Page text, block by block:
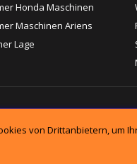
Honda Maschinen
Maschinen Ariens
Lage
von Drittanbietern, um